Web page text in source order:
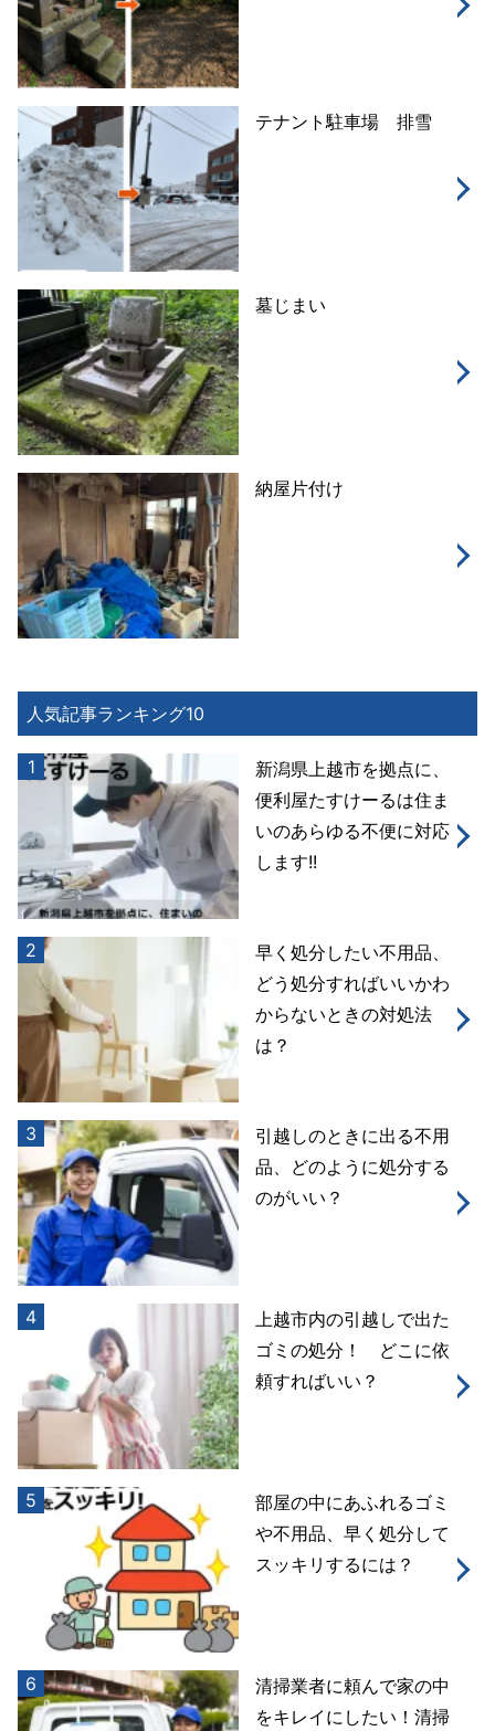
テナント駐車場 排雪
墓じまい
納屋片付け
人気記事ランキング10
1
新潟県上越市を拠点に、
便利屋たすけーるは住ま
いのあらゆる不便に対応
します!!
2
早く処分したい不用品、
どう処分すればいいかわ
からないときの対処法
は？
3
引越しのときに出る不用
品、どのように処分する
のがいい？
4
上越市内の引越しで出た
ゴミの処分！ どこに依
頼すればいい？
5
部屋の中にあふれるゴミ
や不用品、早く処分して
スッキリするには？
6
清掃業者に頼んで家の中
をキレイにしたい！清掃